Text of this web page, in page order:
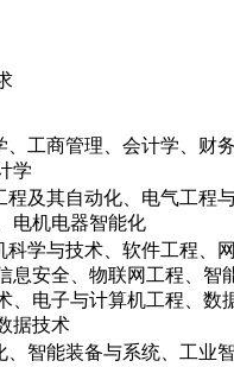
、工商管理、会计学、财
学
程及其自动化、电气工程
电机电器智能化
科学与技术、软件工程、
息安全、物联网工程、智
、电子与计算机工程、数
据技术
、智能装备与系统、工业